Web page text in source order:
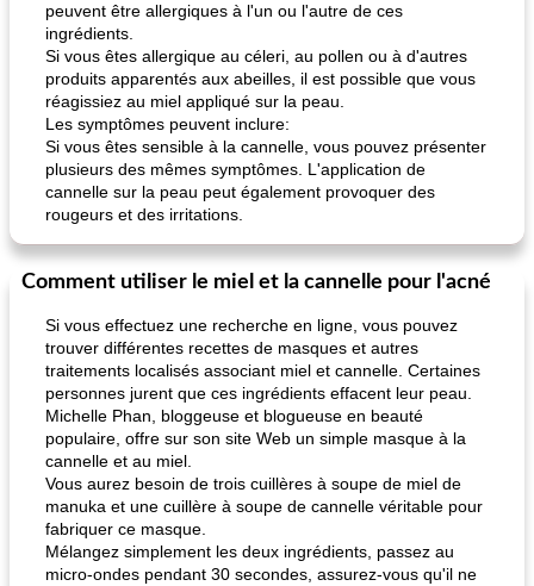
peuvent être allergiques à l'un ou l'autre de ces
ingrédients.
Si vous êtes allergique au céleri, au pollen ou à d'autres
produits apparentés aux abeilles, il est possible que vous
réagissiez au miel appliqué sur la peau.
Les symptômes peuvent inclure:
Si vous êtes sensible à la cannelle, vous pouvez présenter
plusieurs des mêmes symptômes. L'application de
cannelle sur la peau peut également provoquer des
rougeurs et des irritations.
Comment utiliser le miel et la cannelle pour l'acné
Si vous effectuez une recherche en ligne, vous pouvez
trouver différentes recettes de masques et autres
traitements localisés associant miel et cannelle. Certaines
personnes jurent que ces ingrédients effacent leur peau.
Michelle Phan, bloggeuse et blogueuse en beauté
populaire, offre sur son site Web un simple masque à la
cannelle et au miel.
Vous aurez besoin de trois cuillères à soupe de miel de
manuka et une cuillère à soupe de cannelle véritable pour
fabriquer ce masque.
Mélangez simplement les deux ingrédients, passez au
micro-ondes pendant 30 secondes, assurez-vous qu'il ne